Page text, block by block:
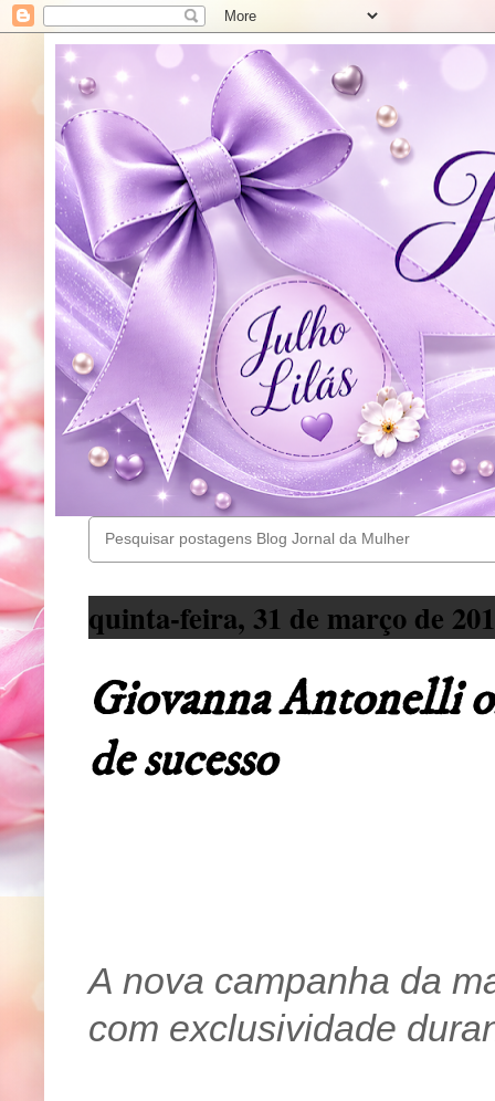
quinta-feira, 31 de março de
Giovanna Antonelli
de sucesso
A nova campanha da
com exclusividade